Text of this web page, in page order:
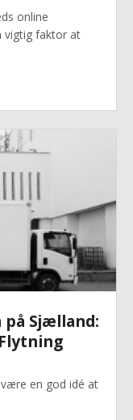
online
vigtig faktor at
Sjælland:
en god idé at